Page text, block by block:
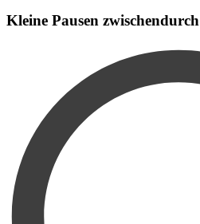
Kleine Pausen zwischendurch